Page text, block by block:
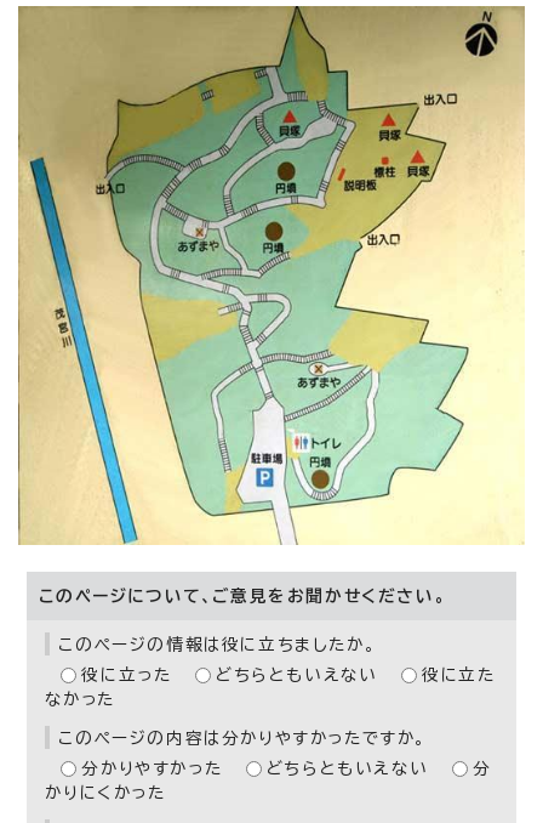
このページについて、ご意見をお聞かせください。
このページの情報は役に立ちましたか。
役に立った
どちらともいえない
役に立た
なかった
このページの内容は分かりやすかったですか。
分かりやすかった
どちらともいえない
分
かりにくかった